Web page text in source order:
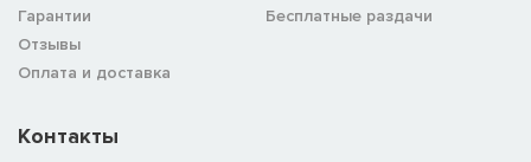
Гарантии
Отзывы
Оплата и доставка
Бесплатные раздачи
Контакты